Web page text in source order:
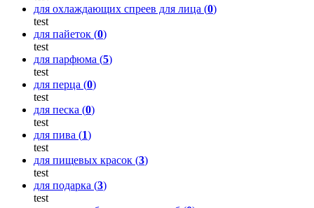
для охлаждающих спреев для лица (0)
test
для пайеток (0)
test
для парфюма (5)
test
для перца (0)
test
для песка (0)
test
для пива (1)
test
для пищевых красок (3)
test
для подарка (3)
test